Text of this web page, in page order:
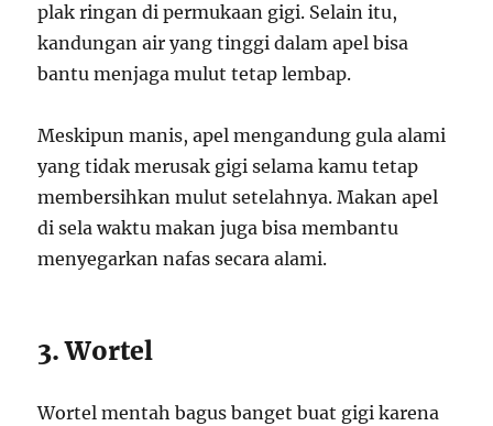
plak ringan di permukaan gigi. Selain itu,
kandungan air yang tinggi dalam apel bisa
bantu menjaga mulut tetap lembap.
Meskipun manis, apel mengandung gula alami
yang tidak merusak gigi selama kamu tetap
membersihkan mulut setelahnya. Makan apel
di sela waktu makan juga bisa membantu
menyegarkan nafas secara alami.
3. Wortel
Wortel mentah bagus banget buat gigi karena